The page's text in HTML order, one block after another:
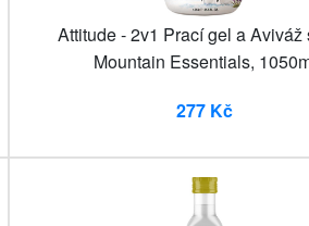
Attitude - 2v1 Prací gel a Aviváž
Mountain Essentials,
277 Kč